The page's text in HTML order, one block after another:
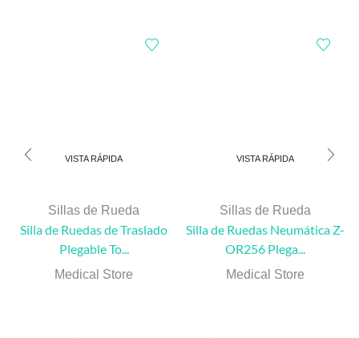
VISTA RÁPIDA
Sillas de Rueda
Silla de Ruedas de Traslado
Plegable To...
Medical Store
VISTA RÁPIDA
Sillas de Rueda
Silla de Ruedas Neumática Z-
OR256 Plega...
Medical Store